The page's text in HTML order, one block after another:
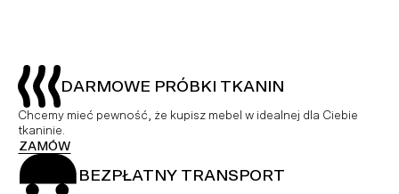
DARMOWE PRÓBKI TKANIN
Chcemy mieć pewność, że kupisz mebel w idealnej dla Ciebie
tkaninie.
ZAMÓW
BEZPŁATNY TRANSPORT